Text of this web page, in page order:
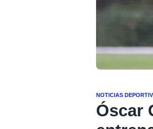
NOTICIAS
Óscar